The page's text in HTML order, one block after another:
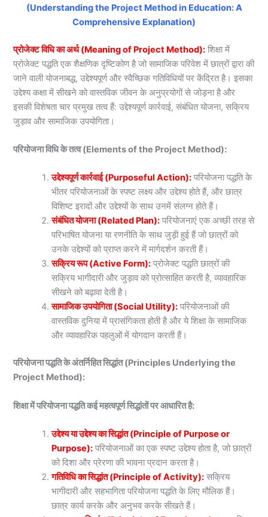
(Understanding the Project Method in Education: A
Comprehensive Explanation)
प्रोजेक्ट विधि का अर्थ (Meaning of Project Method): शिक्षा में
प्रोजेक्ट पद्धति एक शैक्षणिक दृष्टिकोण है जो सामाजिक परिवेश में छात्रों द्वारा की
जाने वाली योजनाबद्ध, उद्देश्यपूर्ण और स्वैच्छिक गतिविधियों पर केंद्रित है। इसका
उद्देश्य कक्षा में सीखने को वास्तविक जीवन के अनुप्रयोगों से जोड़ना है और
इसकी विशेषता चार प्रमुख तत्व हैं: उद्देश्यपूर्ण कार्रवाई, संबंधित योजना, सक्रिय
जुड़ाव और सामाजिक उपयोगिता।
परियोजना विधि के तत्व (Elements of the Project Method):
उद्देश्यपूर्ण कार्रवाई (Purposeful Action): परियोजना पद्धति के
भीतर परियोजनाओं के स्पष्ट लक्ष्य और उद्देश्य होते हैं, और छात्र
विशिष्ट इरादों और उद्देश्यों के साथ उनमें संलग्न होते हैं।
संबंधित योजना (Related Plan): परियोजनाएं एक अच्छी तरह से
परिभाषित योजना या रणनीति के साथ जुड़ी हुई हैं जो छात्रों को
उनके उद्देश्यों को प्राप्त करने में मार्गदर्शन करती हैं।
सक्रिय रूप (Active Form): प्रोजेक्ट पद्धति छात्रों की
सक्रिय भागीदारी और जुड़ाव को प्रोत्साहित करती है, व्यावहारिक
सीखने को बढ़ावा देती है।
सामाजिक उपयोगिता (Social Utility): परियोजनाओं की
वास्तविक दुनिया में प्रासंगिकता होती है और ये शिक्षा के सामाजिक
और व्यावहारिक पहलुओं में योगदान करती हैं।
परियोजना पद्धति के अंतर्निहित सिद्धांत (Principles Underlying the
Project Method):
शिक्षा में परियोजना पद्धति कई महत्वपूर्ण सिद्धांतों पर आधारित है:
उद्देश्य या उद्देश्य का सिद्धांत (Principle of Purpose or
Purpose): परियोजनाओं का एक स्पष्ट उद्देश्य होता है, जो छात्रों
को दिशा और प्रेरणा की भावना प्रदान करता है।
गतिविधि का सिद्धांत (Principle of Activity): सक्रिय
भागीदारी और सहभागिता परियोजना पद्धति के लिए मौलिक हैं।
छात्र कार्य करके और अनुभव करके सीखते हैं।